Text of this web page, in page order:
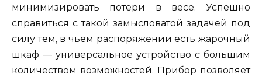
минимизировать потери в весе. Успешно
справиться с такой замысловатой задачей под
силу тем, в чьем распоряжении есть жарочный
шкаф — универсальное устройство с большим
количеством возможностей. Прибор позволяет